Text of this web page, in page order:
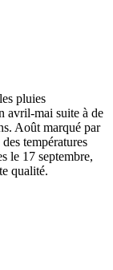
pluies
avril-mai suite à de
Août marqué par
températures
le 17 septembre,
qualité.